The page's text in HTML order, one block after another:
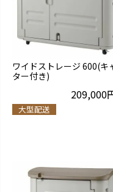
ワイドストレージ 600(キ
ター付き)
209,000
大型配送